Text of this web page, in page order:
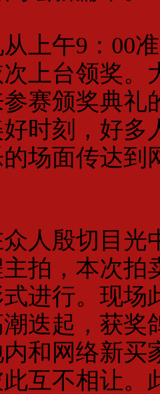
上午9：00
次上台领奖。
赛颁奖典礼
时刻，好多
场面传达到
人殷切目光
拍，本次拍
进行。现场
迭起，获奖
内和网络新
互不相让。